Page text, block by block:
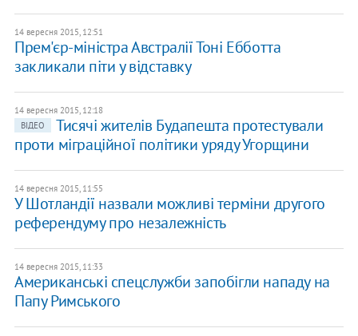
14 вересня 2015, 12:51
Прем'єр-міністра Австралії Тоні Ебботта
закликали піти у відставку
14 вересня 2015, 12:18
ВІДЕО
Тисячі жителів Будапешта протестували
проти міграційної політики уряду Угорщини
14 вересня 2015, 11:55
У Шотландії назвали можливі терміни другого
референдуму про незалежність
14 вересня 2015, 11:33
Американські спецслужби запобігли нападу на
Папу Римського